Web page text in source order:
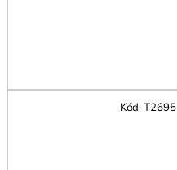
Kód:T2695